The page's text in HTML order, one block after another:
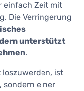
einfach Zeit mit
Die Verringerung
unterstützt
.
loszuwerden, ist
sondern einer